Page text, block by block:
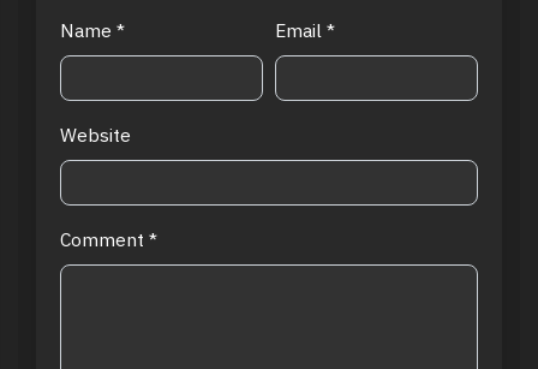
Name * Email *
Website
Comment *